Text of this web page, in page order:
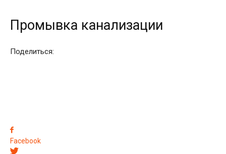
Промывка канализации
Поделиться:
Facebook